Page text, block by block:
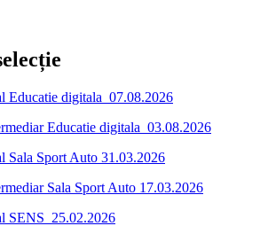
Educatie digitala 07.08.2026
Educatie digitala 03.08.2026
Sala Sport Auto 31.03.2026
Sala Sport Auto 17.03.2026
SENS 25.02.2026